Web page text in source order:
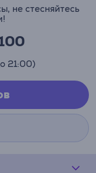
не стесняйтесь
21:00)